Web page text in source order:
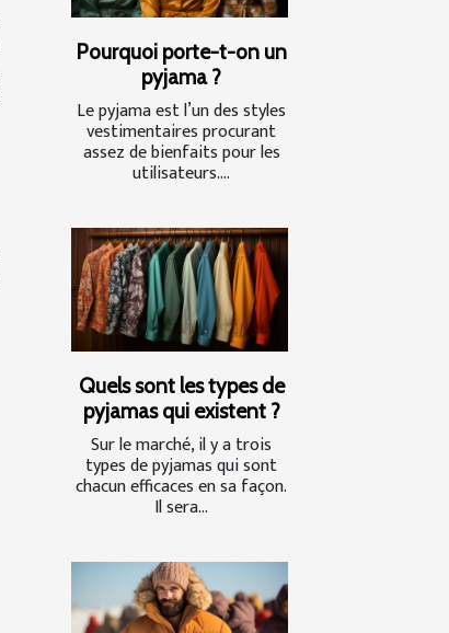
Pourquoi porte-t-on un
pyjama ?
Le pyjama est l’un des styles
vestimentaires procurant
assez de bienfaits pour les
utilisateurs....
Quels sont les types de
pyjamas qui existent ?
Sur le marché, il y a trois
types de pyjamas qui sont
chacun efficaces en sa façon.
Il sera...